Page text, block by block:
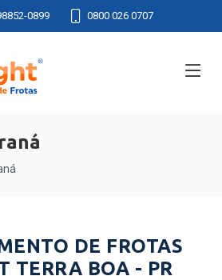
0899 0800 026 0707
DE FROTAS
TERRA BOA - PR